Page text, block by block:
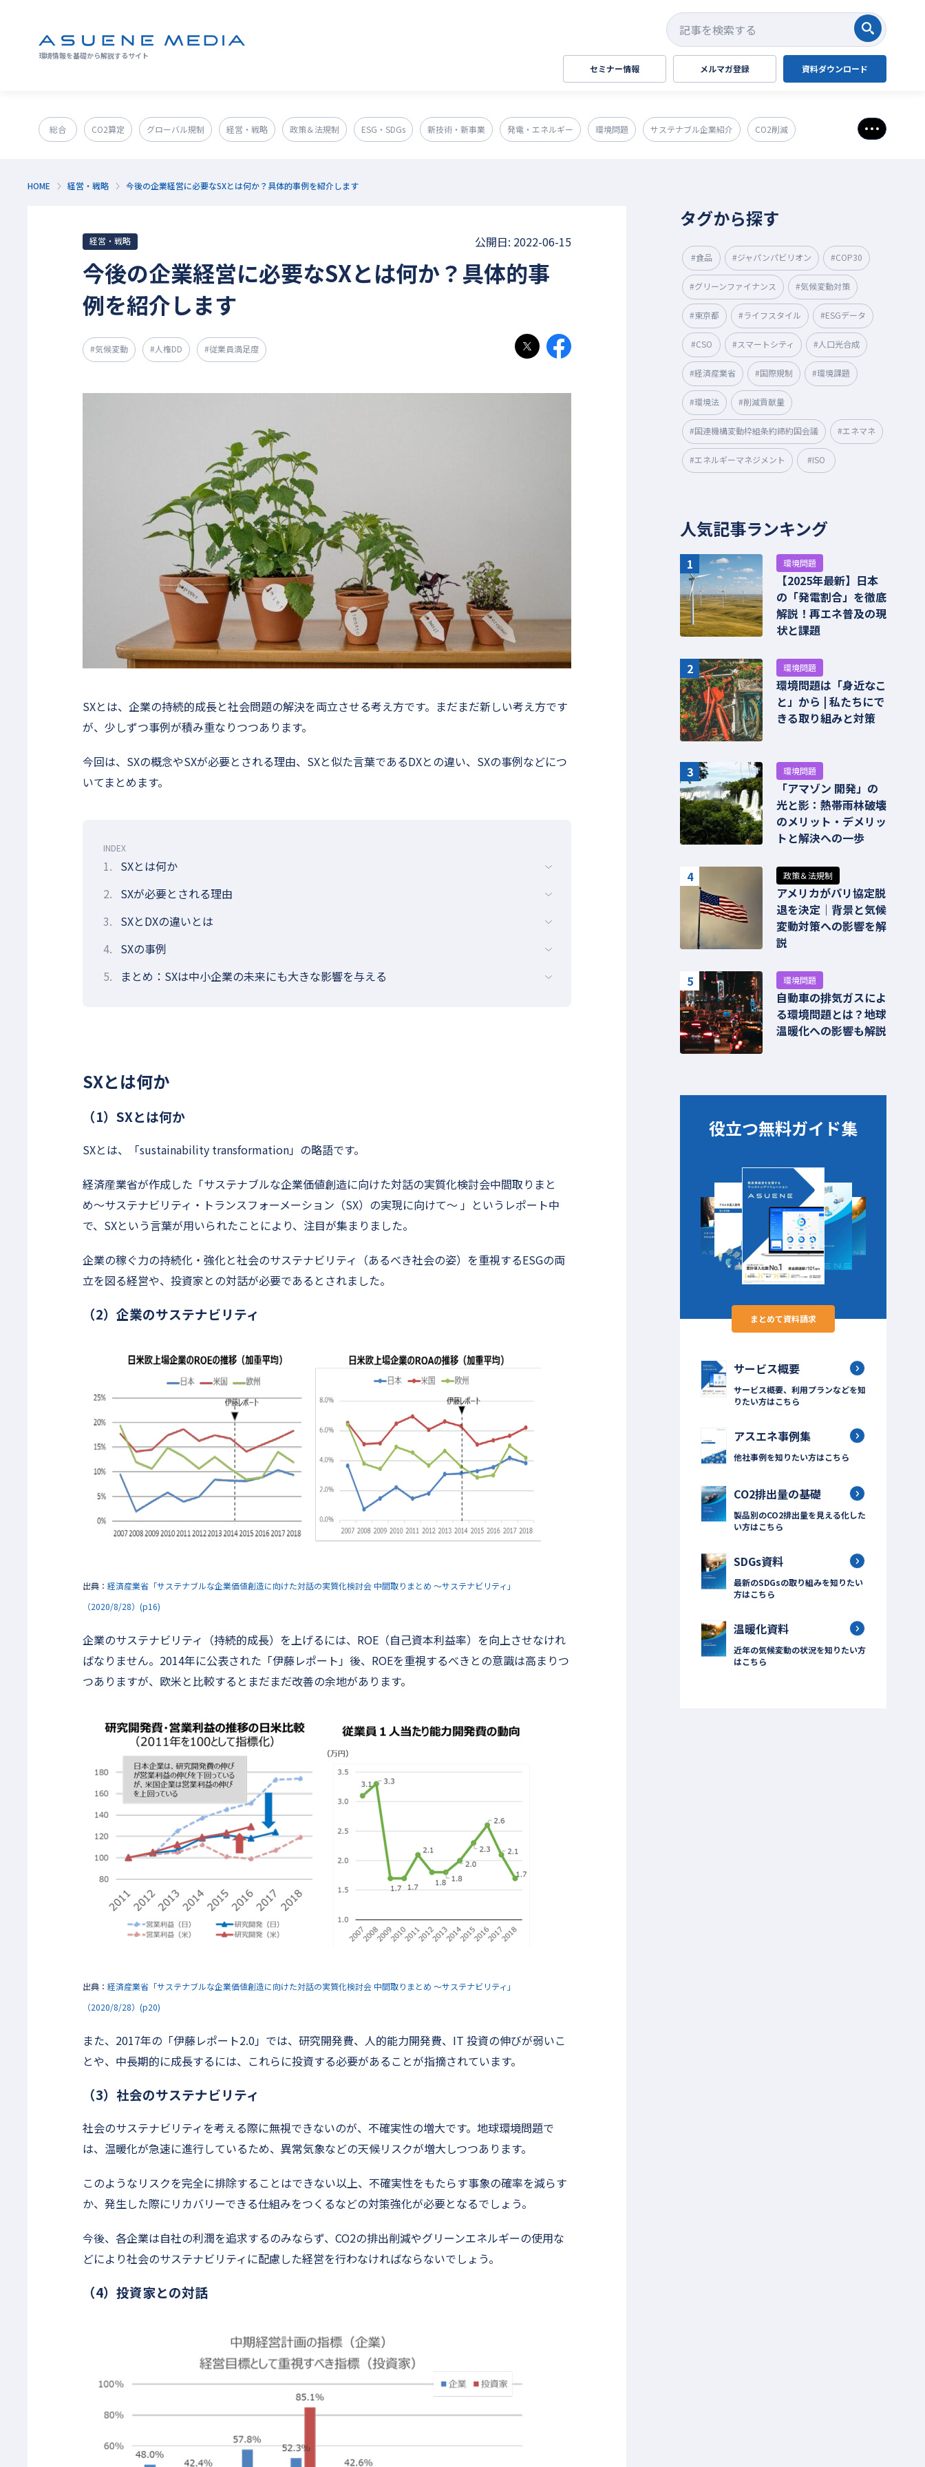
環境情報を基礎から解説するサイト
検索する
セミナー情報 メルマガ登録 資料ダウンロード
総合 CO2算定 グローバル規制 経営・戦略 政策＆法規制 ESG・SDGs 新技術・新事業 発電・エネルギー 環境問題 サステナブル企業紹介 CO2削減
さらに表
HOME 経営・戦略 今後の企業経営に必要なSXとは何か？具体的事例を紹介します
経営・戦略 公開日: 2022-06-15
今後の企業経営に必要なSXとは何か？具体的事
例を紹介します
#気候変動 #人権DD #従業員満足度
SXとは、企業の持続的成長と社会問題の解決を両立させる考え方です。まだまだ新しい考え方です
が、少しずつ事例が積み重なりつつあります。
今回は、SXの概念やSXが必要とされる理由、SXと似た言葉であるDXとの違い、SXの事例などにつ
いてまとめます。
INDEX
1. SXとは何か
2. SXが必要とされる理由
3. SXとDXの違いとは
4. SXの事例
5.
まとめ：SXは中小企業の未来にも大きな影響を与える
SXとは何か
（1）SXとは何か
SXとは、「sustainability transformation」の略語です。
経済産業省が作成した「サステナブルな企業価値創造に向けた対話の実質化検討会中間取りまと
め〜サステナビリティ・トランスフォーメーション（SX）の実現に向けて〜 」というレポート中
で、SXという言葉が用いられたことにより、注目が集まりました。
企業の稼ぐ力の持続化・強化と社会のサステナビリティ（あるべき社会の姿）を重視するESGの両
立を図る経営や、投資家との対話が必要であるとされました。
（2）企業のサステナビリティ
出典： 経済産業省「サステナブルな企業価値創造に向けた対話の実質化検討会 中間取りまとめ ～サステナビリティ」
（2020/8/28）(p16)
企業のサステナビリティ（持続的成長）を上げるには、ROE（自己資本利益率）を向上させなけれ
ばなりません。2014年に公表された「伊藤レポート」後、ROEを重視するべきとの意識は高まりつ
つありますが、欧米と比較するとまだまだ改善の余地があります。
出典： 経済産業省「サステナブルな企業価値創造に向けた対話の実質化検討会 中間取りまとめ ～サステナビリティ」
（2020/8/28）(p20)
また、2017年の「伊藤レポート2.0」では、研究開発費、人的能力開発費、IT 投資の伸びが弱いこ
とや、中長期的に成長するには、これらに投資する必要があることが指摘されています。
（3）社会のサステナビリティ
社会のサステナビリティを考える際に無視できないのが、不確実性の増大です。地球環境問題で
は、温暖化が急速に進行しているため、異常気象などの天候リスクが増大しつつあります。
このようなリスクを完全に排除することはできない以上、不確実性をもたらす事象の確率を減らす
か、発生した際にリカバリーできる仕組みをつくるなどの対策強化が必要となるでしょう。
今後、各企業は自社の利潤を追求するのみならず、CO2の排出削減やグリーンエネルギーの使用な
どにより社会のサステナビリティに配慮した経営を行わなければならないでしょう。
（4）投資家との対話
タグから探す
#食品 #ジャパンパビリオン #COP30
#グリーンファイナンス #気候変動対策
#東京都 #ライフスタイル #ESGデータ
#CSO #スマートシティ #人口光合成
#経済産業省 #国際規制 #環境課題
#環境法 #削減貢献量
#国連機構変動枠組条約締約国会議 #エネマネ
#エネルギーマネジメント #ISO
人気記事ランキング
1 環境問題
【2025年最新】日本
の「発電割合」を徹底
解説！再エネ普及の現
状と課題
2 環境問題
環境問題は「身近なこ
と」から | 私たちにで
きる取り組みと対策
3 環境問題
「アマゾン 開発」の
光と影：熱帯雨林破壊
のメリット・デメリッ
トと解決への一歩
4 政策＆法規制
アメリカがパリ協定脱
退を決定｜背景と気候
変動対策への影響を解
説
5 環境問題
自動車の排気ガスによ
る環境問題とは？地球
温暖化への影響も解説
役立つ無料ガイド集​​
まとめて資料請求
サービス概要
サービス概要、利用プランなどを知
りたい方はこちら
アスエネ事例集
他社事例を知りたい方はこちら
CO2排出量の基礎
製品別のCO2排出量を見える化した
い方はこちら
SDGs資料
最新のSDGsの取り組みを知りたい
方はこちら
温暖化資料
近年の気候変動の状況を知りたい方
はこちら